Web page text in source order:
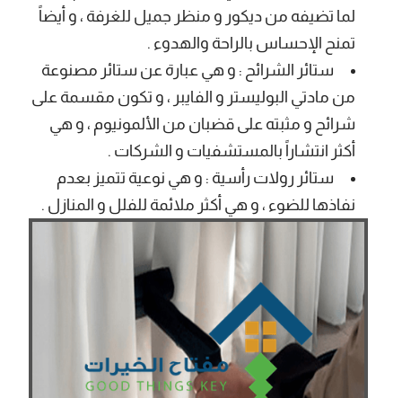
لما تضيفه من ديكور و منظر جميل للغرفة ، و أيضاً
تمنح الإحساس بالراحة والهدوء .
ستائر الشرائح : و هي عبارة عن ستائر مصنوعة
من مادتي البوليستر و الفايبر ، و تكون مقسمة على
شرائح و مثبته على قضبان من الألمونيوم ، و هي
أكثر انتشاراً بالمستشفيات و الشركات .
ستائر رولات رأسية : و هي نوعية تتميز بعدم
نفاذها للضوء ، و هي أكثر ملائمة للفلل و المنازل .